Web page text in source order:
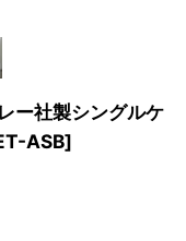
ー社製シングルケ
ASB]